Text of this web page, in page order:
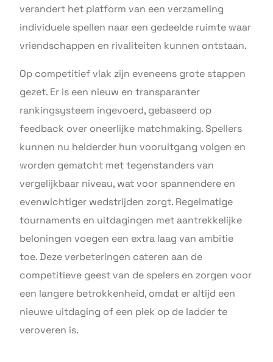
verandert het platform van een verzameling
individuele spellen naar een gedeelde ruimte waar
vriendschappen en rivaliteiten kunnen ontstaan.
Op competitief vlak zijn eveneens grote stappen
gezet. Er is een nieuw en transparanter
rankingsysteem ingevoerd, gebaseerd op
feedback over oneerlijke matchmaking. Spellers
kunnen nu helderder hun vooruitgang volgen en
worden gematcht met tegenstanders van
vergelijkbaar niveau, wat voor spannendere en
evenwichtiger wedstrijden zorgt. Regelmatige
tournaments en uitdagingen met aantrekkelijke
beloningen voegen een extra laag van ambitie
toe. Deze verbeteringen cateren aan de
competitieve geest van de spelers en zorgen voor
een langere betrokkenheid, omdat er altijd een
nieuwe uitdaging of een plek op de ladder te
veroveren is.